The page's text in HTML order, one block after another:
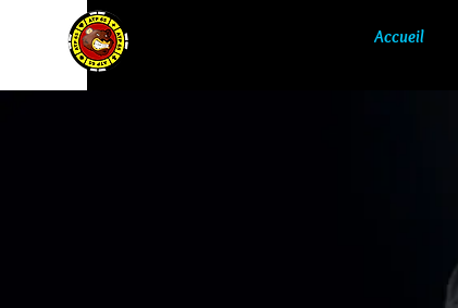
Accueil